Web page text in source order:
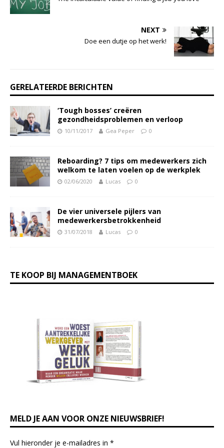
NEXT
Doe een dutje op het werk!
GERELATEERDE BERICHTEN
‘Tough bosses’ creëren
gezondheidsproblemen en verloop
10/11/2017 Gea Peper 0
Reboarding? 7 tips om medewerkers zich
welkom te laten voelen op de werkplek
02/06/2020 Lucas 0
De vier universele pijlers van
medewerkersbetrokkenheid
31/07/2018 Lucas 0
TE KOOP BIJ MANAGEMENTBOEK
MELD JE AAN VOOR ONZE NIEUWSBRIEF!
Vul hieronder je e-mailadres in *